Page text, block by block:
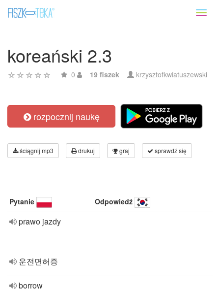
koreański 2.3
0 19 fiszek krzysztofkwiatuszewski
rozpocznij naukę
ściągnij mp3 drukuj graj sprawdź się
Pytanie Odpowiedź
prawo jazdy
운전면허증
borrow